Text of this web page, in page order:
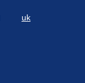
uk